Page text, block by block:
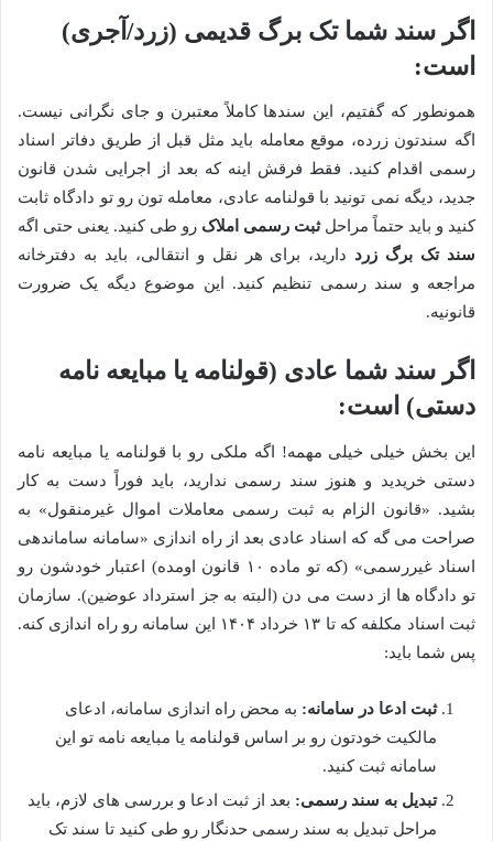
اگر سند شما تک برگ قدیمی (زرد/آجری)
است:
همونطور که گفتیم، این سندها کاملاً معتبرن و جای نگرانی نیست.
اگه سندتون زرده، موقع معامله باید مثل قبل از طریق دفاتر اسناد
رسمی اقدام کنید. فقط فرقش اینه که بعد از اجرایی شدن قانون
جدید، دیگه نمی تونید با قولنامه عادی، معامله تون رو تو دادگاه ثابت
کنید و باید حتماً مراحلثبت رسمی املاک رو طی کنید. یعنی حتی اگه
سند تک برگ زرد دارید، برای هر نقل و انتقالی، باید به دفترخانه
مراجعه و سند رسمی تنظیم کنید. این موضوع دیگه یک ضرورت
قانونیه.
اگر سند شما عادی (قولنامه یا مبایعه نامه
دستی) است:
این بخش خیلی خیلی مهمه! اگه ملکی رو با قولنامه یا مبایعه نامه
دستی خریدید و هنوز سند رسمی ندارید، باید فوراً دست به کار
بشید. «قانون الزام به ثبت رسمی معاملات اموال غیرمنقول» به
صراحت می گه که اسناد عادی بعد از راه اندازی «سامانه ساماندهی
اسناد غیررسمی» (که تو ماده ۱۰ قانون اومده) اعتبار خودشون رو
تو دادگاه ها از دست می دن (البته به جز استرداد عوضین). سازمان
ثبت اسناد مکلفه که تا ۱۳ خرداد ۱۴۰۴ این سامانه رو راه اندازی کنه.
پس شما باید:
ثبت ادعا در سامانه: به محض راه اندازی سامانه، ادعای
مالکیت خودتون رو بر اساس قولنامه یا مبایعه نامه تو این
سامانه ثبت کنید.
تبدیل به سند رسمی: بعد از ثبت ادعا و بررسی های لازم، باید
مراحل تبدیل به سند رسمی حدنگار رو طی کنید تا سند تک